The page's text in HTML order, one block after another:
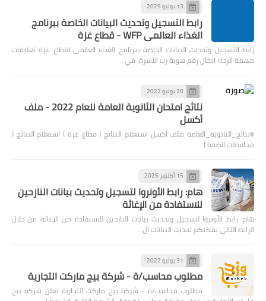
13 يوليو 2025
رابط التسجيل وتحديث البيانات الخاصة ببرنامج
الغذاء العالمي WFP - قطاع غزة
رابط التسجيل وتحديث البيانات الخاصة ببرنامج الغذاء العالمي لقطاع غزة تعليمات
مهمة الرجاء ادخال رقم هوية رب الاسرة، في…
30 يوليو 2022
نتائج امتحان الثانوية العامة للعام 2022 - ملف
أكسل
#نتائج_الثانوية_العامة ملف اكسل استعلام النتائج ( قطاع غزة ) استعلام النتائج (
محافظات الضفة )
15 أكتوبر 2025
هام: رابط الأونروا لتسجيل وتحديث بيانات النازحين
للاستفادة من الإغاثة
هام: رابط الأونروا لتسجيل وتحديث بيانات النازحين للاستفادة من الإغاثة من خلال
الرابط التالي يمكنكم تحديث البيانات ال…
31 يوليو 2022
مطلوب محاسب/ة - شركة بيج ماركت التجارية
مطلوب محاسب/ة - شركة بيج ماركت التجارية تعلن شركة بيج